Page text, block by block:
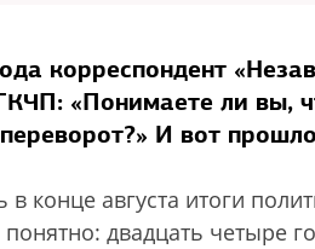
корреспондент
«Понимаете ли вы,
И вот
в конце августа итоги
двадцать четыре